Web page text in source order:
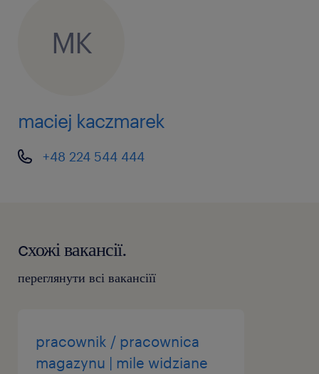
MK
maciej kaczmarek
+48 224 544 444
cхожі вакансії.
переглянути всі вакансіїї
pracownik / pracownica
magazynu | mile widziane